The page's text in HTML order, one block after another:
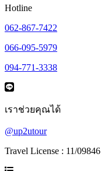
Hotline
062-867-7422
066-095-5979
094-771-3338
เราช่วยคุณได้
@up2utour
Travel License : 11/09846